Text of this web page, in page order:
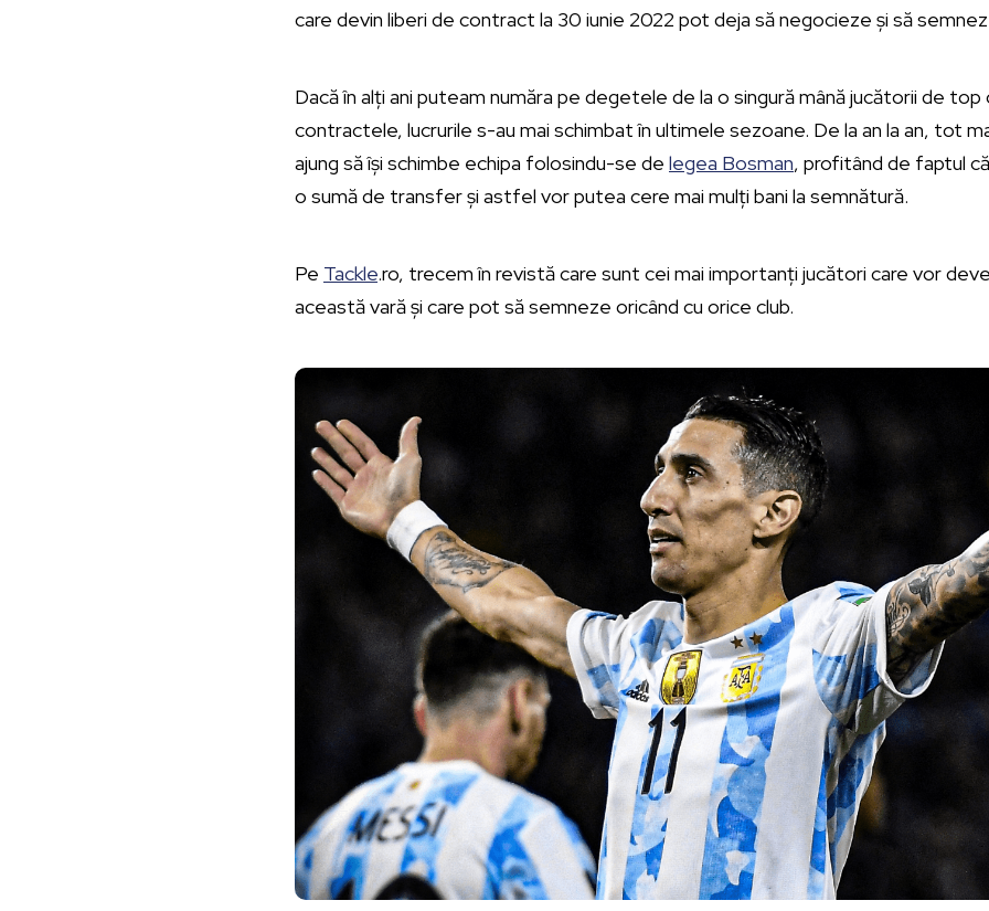
care devin liberi de contract la 30 iunie 2022 pot deja să negocieze și să
Dacă în alți ani puteam număra pe degetele de la o singură mână jucătorii de top
contractele, lucrurile s-au mai schimbat în ultimele sezoane. De la an la an, tot
ajung să își schimbe echipa folosindu-se de legea Bosman, profitând de faptul
o sumă de transfer și astfel vor putea cere mai mulți bani la semnătură.
Pe Tackle.ro, trecem în revistă care sunt cei mai importanți jucători care vor
această vară și care pot să semneze oricând cu orice club.